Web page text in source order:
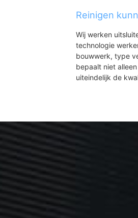
Reinigen
Wij werken
technologie
bouwwerk, type
bepaalt niet
uiteindelijk de